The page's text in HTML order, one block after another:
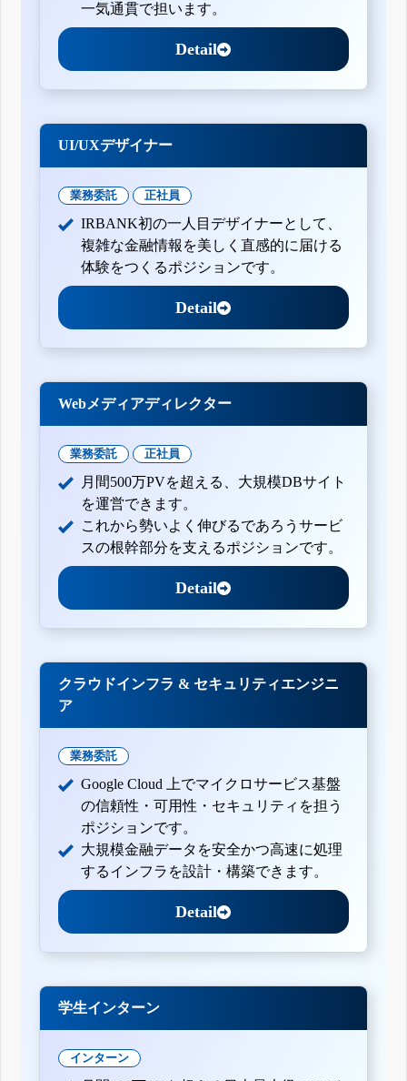
一気通貫で担います。
Detail
UI/UXデザイナー
業務委託 正社員
IRBANK初の一人目デザイナーとして、
複雑な金融情報を美しく直感的に届ける
体験をつくるポジションです。
Detail
Webメディアディレクター
業務委託 正社員
月間500万PVを超える、大規模DBサイト
を運営できます。
これから勢いよく伸びるであろうサービ
スの根幹部分を支えるポジションです。
Detail
クラウドインフラ & セキュリティエンジニ
ア
業務委託
Google Cloud 上でマイクロサービス基盤
の信頼性・可用性・セキュリティを担う
ポジションです。
大規模金融データを安全かつ高速に処理
するインフラを設計・構築できます。
Detail
学生インターン
インターン